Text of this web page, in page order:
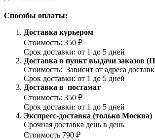
Способы оплаты:
Доставка курьером
Стоимость: 350 ₽
Срок доставки: от 1 до 5 дней
Доставка в пункт выдачи заказов
Стоимость: Зависит от адреса
Срок доставки: от 1 до 5 дней
Доставка в постамат
Стоимость: 350 ₽
Срок доставки: от 1 до 5 дней
Экспресс-доставка (только Москва)
Срочная доставка день в день
Стоимость 790 ₽